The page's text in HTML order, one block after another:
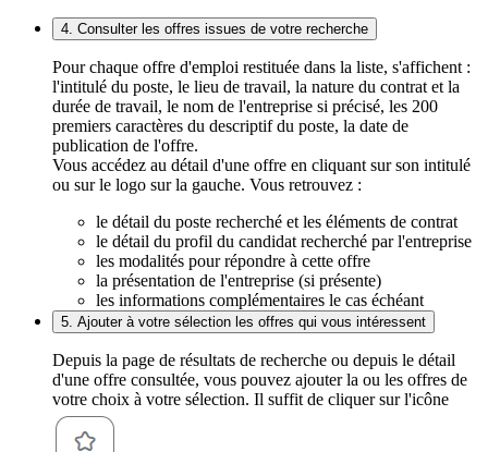
4. Consulter les offres issues de votre recherche
Pour chaque offre d'emploi restituée dans la liste, s'affichent :
l'intitulé du poste, le lieu de travail, la nature du contrat et la
durée de travail, le nom de l'entreprise si précisé, les 200
premiers caractères du descriptif du poste, la date de
publication de l'offre.
Vous accédez au détail d'une offre en cliquant sur son intitulé
ou sur le logo sur la gauche. Vous retrouvez :
le détail du poste recherché et les éléments de contrat
le détail du profil du candidat recherché par l'entreprise
les modalités pour répondre à cette offre
la présentation de l'entreprise (si présente)
les informations complémentaires le cas échéant
5. Ajouter à votre sélection les offres qui vous intéressent
Depuis la page de résultats de recherche ou depuis le détail
d'une offre consultée, vous pouvez ajouter la ou les offres de
votre choix à votre sélection. Il suffit de cliquer sur l'icône